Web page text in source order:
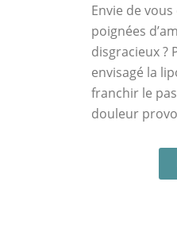
Envie de
poignées
disgracieux ?
envisagé la
franchir le
douleur